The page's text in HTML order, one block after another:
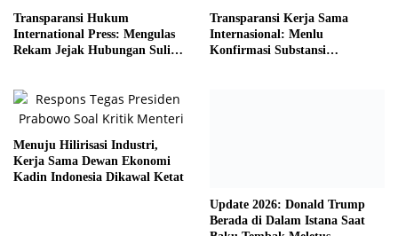
Transparansi Hukum
International Press: Mengulas
Rekam Jejak Hubungan Suli
Transparansi Kerja Sama
Internasional: Menlu
Konfirmasi Substansi
Menuju Hilirisasi Industri,
Kerja Sama Dewan Ekonomi
Kadin Indonesia Dikawal Ketat
Update 2026: Donald Trump
Berada di Dalam Istana Saat